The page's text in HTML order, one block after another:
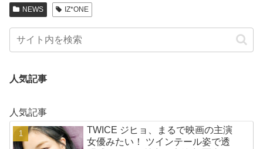
NEWS IZ*ONE
人気記事
人気記事
TWICE ジヒョ、まるで映画の主演
女優みたい！ ツインテール姿で透